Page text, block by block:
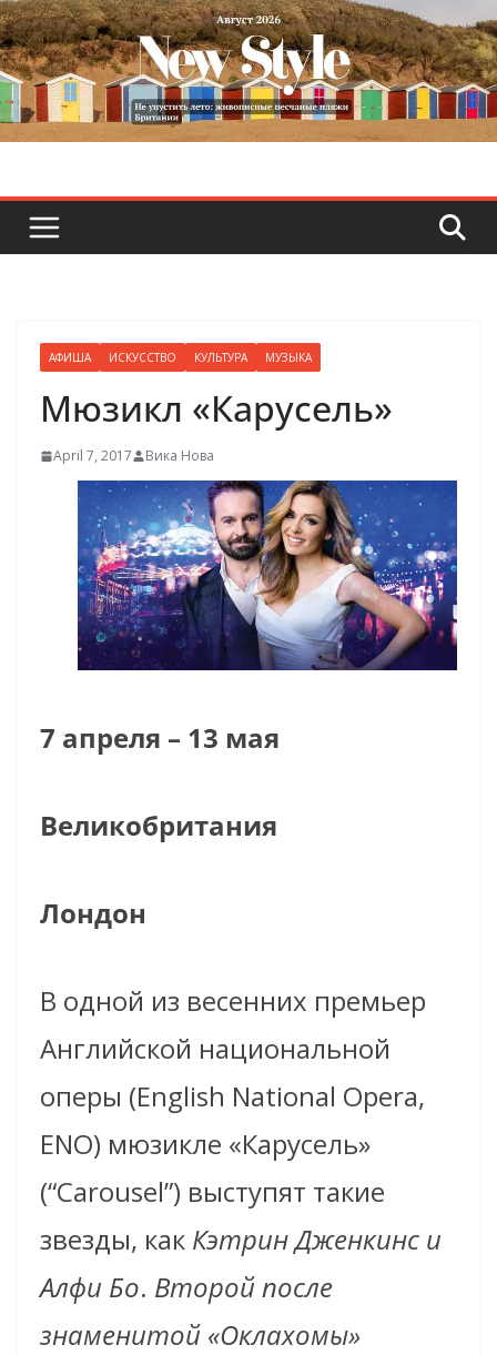
Skip
to
content
АФИША ИСКУССТВО КУЛЬТУРА МУЗЫКА
Мюзикл «Карусель»
April 7, 2017 Вика Нова
7 апреля – 13 мая
Великобритания
Лондон
В одной из весенних премьер
Английской национальной
оперы (English National Opera,
ENO) мюзикле «Карусель»
(“Carousel”) выступят такие
звезды, как Кэтрин Дженкинс и
Алфи Бо. Второй после
знаменитой «Оклахомы»